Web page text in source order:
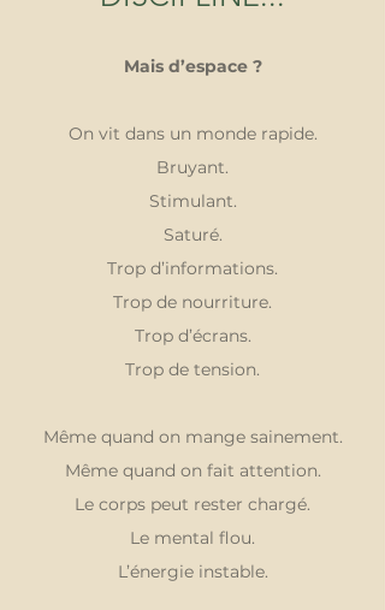
Mais d’espace ?
On vit dans un monde rapide.
Bruyant.
Stimulant.
Saturé.
Trop d’informations.
Trop de nourriture.
Trop d’écrans.
Trop de tension.
Même quand on mange sainement.
Même quand on fait attention.
Le corps peut rester chargé.
Le mental flou.
L’énergie instable.